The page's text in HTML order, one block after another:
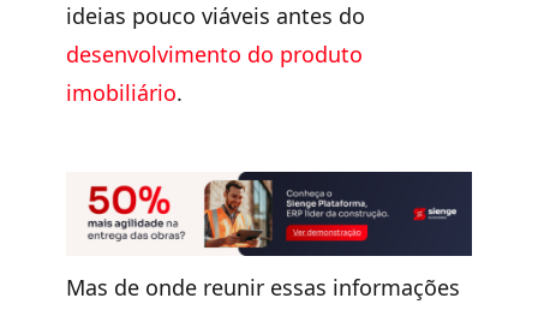
ideias pouco viáveis antes do
desenvolvimento do produto
imobiliário.
Mas de onde reunir essas informações